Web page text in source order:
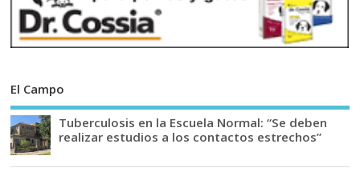
El Campo
Tuberculosis en la Escuela Normal: “Se deben
realizar estudios a los contactos estrechos”